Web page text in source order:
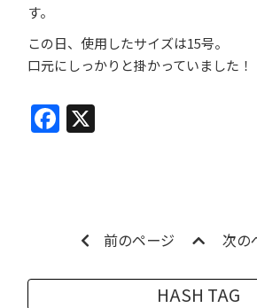
す。
この日、使用したサイズは15号。
口元にしっかりと掛かっていました！
Facebook
前のページ 次の
HASH TAG